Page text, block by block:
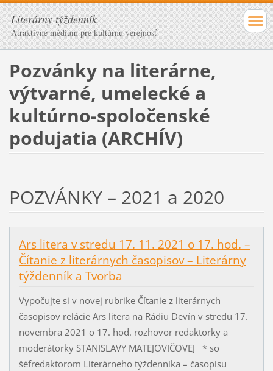
Literárny týždenník
Atraktívne médium pre kultúrnu verejnosť
Pozvánky na literárne,
výtvarné, umelecké a
kultúrno-spoločenské
podujatia (ARCHÍV)
POZVÁNKY – 2021 a 2020
Ars litera v stredu 17. 11. 2021 o 17. hod. –
Čítanie z literárnych časopisov – Literárny
týždenník a Tvorba
Vypočujte si v novej rubrike Čítanie z literárnych
časopisov relácie Ars litera na Rádiu Devín v stredu 17.
novembra 2021 o 17. hod. rozhovor redaktorky a
moderátorky STANISLAVY MATEJOVIČOVEJ * so
šéfredaktorom Literárneho týždenníka – časopisu